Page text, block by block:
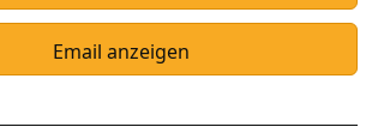
Email anzeigen